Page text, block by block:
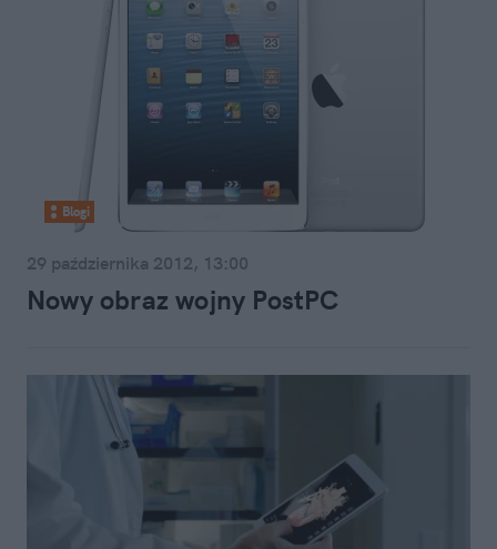
Blogi
29 października 2012, 13:00
Nowy obraz wojny PostPC